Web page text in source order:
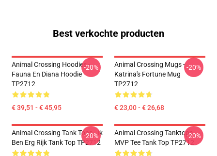
Best verkochte producten
Animal Crossing Hoodies -
Fauna En Diana Hoodie
TP2712
€ 39,51 - € 45,95
-20%
Animal Crossing Mugs -
Katrina's Fortune Mug
TP2712
€ 23,00 - € 26,68
-20%
Animal Crossing Tank Tops - Ik
Ben Erg Rijk Tank Top TP2712
-20%
Animal Crossing Tanktops -
MVP Tee Tank Top TP2712
-20%